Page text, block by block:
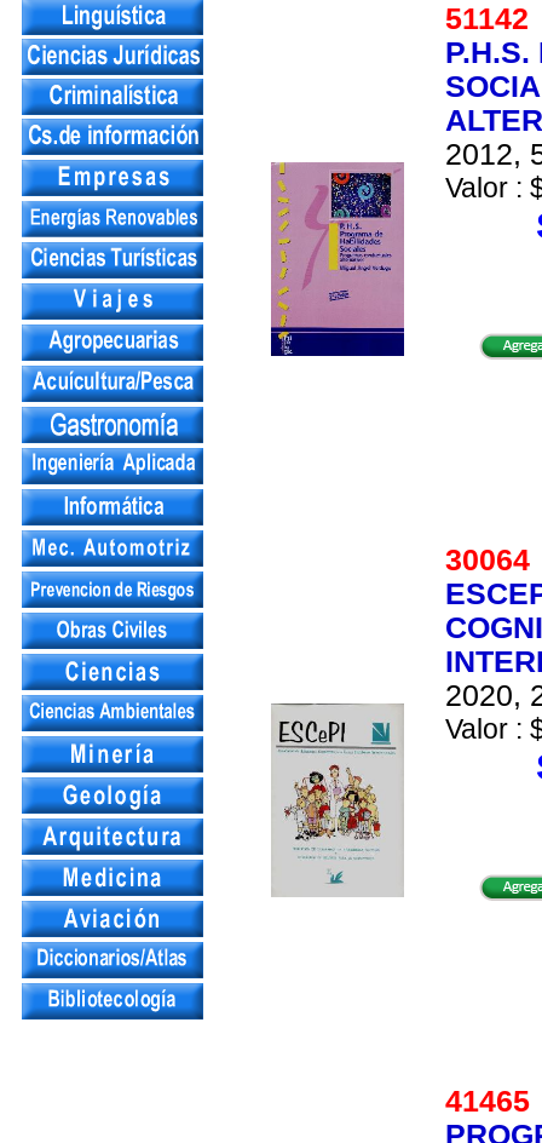
2012,
Valor :
2020,
Valor :